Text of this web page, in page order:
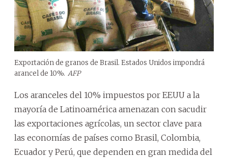
Exportación de granos de Brasil. Estados Unidos impondrá
arancel de 10%. AFP
Los aranceles del 10% impuestos por EEUU a la
mayoría de Latinoamérica amenazan con sacudir
las exportaciones agrícolas, un sector clave para
las economías de países como Brasil, Colombia,
Ecuador y Perú, que dependen en gran medida del